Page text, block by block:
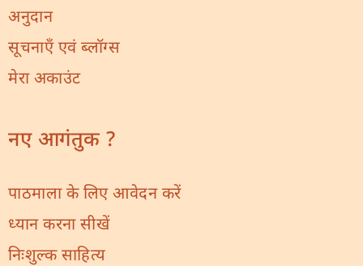
अनुदान
सूचनाएँ एवं ब्लॉग्स
मेरा अकाउंट
नए आगंतुक ?
पाठमाला के लिए आवेदन करें
ध्यान करना सीखें
निःशुल्क साहित्य